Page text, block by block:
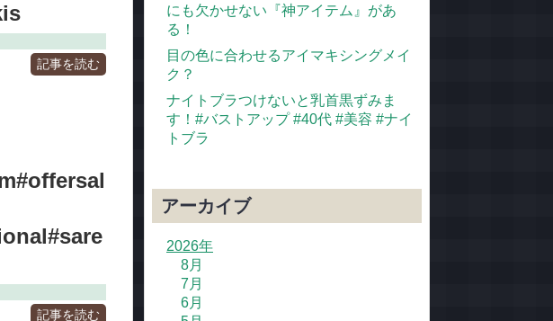
記事を読む
記事を読む
にも欠かせない『神アイテム』があ
る！
目の色に合わせるアイマキシングメイ
ク？
ナイトブラつけないと乳首黒ずみま
す！#バストアップ #40代 #美容 #ナイ
トブラ
アーカイブ
2026年
8月
7月
6月